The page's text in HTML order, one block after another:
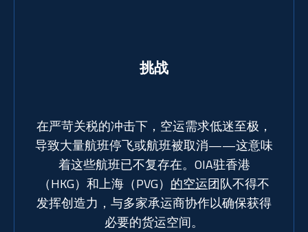
挑战
在严苛关税的冲击下，空运需求低迷至极，
导致大量航班停飞或航班被取消——这意味
着这些航班已不复存在。OIA驻香港
（HKG）和上海（PVG） 的空运团队不得不
发挥创造力，与多家承运商协作以确保获得
必要的货运空间。